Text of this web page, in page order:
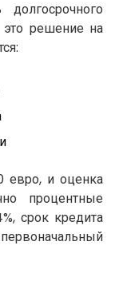
решение на
и оценка
процентные
срок кредита